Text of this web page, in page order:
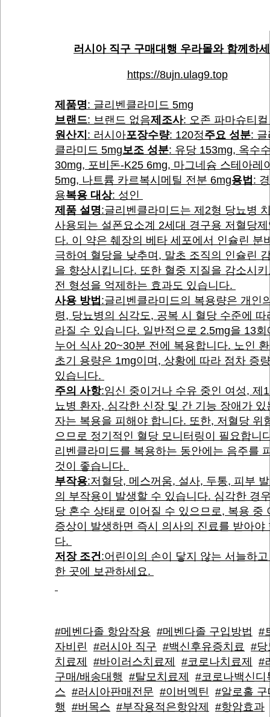
러시아 직구 구매대행 우라몰와 함께하
https://8ujn.ulag9.top
제품명: 글리벤클라미드 5mg
브랜드: 브랜드 없음제조사: 오존 파마슈티
원산지 : 러시아포장수량: 120정주요 성분:
클라미드 5mg보조 성분: 유당 153mg, 옥수
30mg, 포비돈-K25 6mg, 마그네슘 스테아레
5mg, 나트륨 카르복시메틸 전분 6mg용법 :
용복용 대상: 성인
제품 설명:글리벤클라미드는 제2형 당뇨병
사용되는 설폰요소계 2세대 경구용 저혈당
다. 이 약은 췌장의 베타 세포에서 인슐린 분
극하여 혈당을 낮추며, 말초 조직의 인슐린
을 향상시킵니다. 또한 혈중 지질을 감소시
전 형성을 억제하는 효과도 있습니다.
사용 방법 :글리벤클라미드의 복용량은 개인
령, 당뇨병의 심각도, 공복 시 혈당 수준에 따
라질 수 있습니다. 일반적으로 2.5mg을 13회
누어 식사 20~30분 전에 복용합니다. 노인
초기 용량은 1mg이며, 상황에 따라 점차 증
있습니다.
주의 사항:임신 중이거나 수유 중인 여성, 제
뇨병 환자, 심각한 신장 및 간 기능 장애가 있
자는 복용을 피해야 합니다. 또한, 저혈당 위
으므로 정기적인 혈당 모니터링이 필요합니
리벤클라미드를 복용하는 동안에는 음주를
것이 좋습니다.
부작용:저혈당, 메스꺼움, 설사, 두통, 피부
의 부작용이 발생할 수 있습니다. 심각한 경
당 혼수 상태로 이어질 수 있으므로, 복용 중
증상이 발생하면 즉시 의사의 진료를 받아야
다.
저장 조건:어린이의 손이 닿지 않는 서늘하
한 곳에 보관하세요.
#메벤다졸 항암작용 #메벤다졸 구입방법
#
자비린 #러시아 직구 #백신후유증치료 #당
치료제
#바이러스치료제 #코로나치료제
#
구매/배송대행 #탈모치료제
#코로나백신디
스 #러시아판매전문 #이버멕틴 #알로홀 구
행 #버목스 #부작용적은항암제
#항암효과